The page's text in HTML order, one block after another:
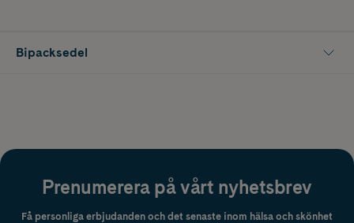
Bipacksedel
Prenumerera på vårt nyhetsbrev
Få personliga erbjudanden och det senaste inom hälsa och skönhet